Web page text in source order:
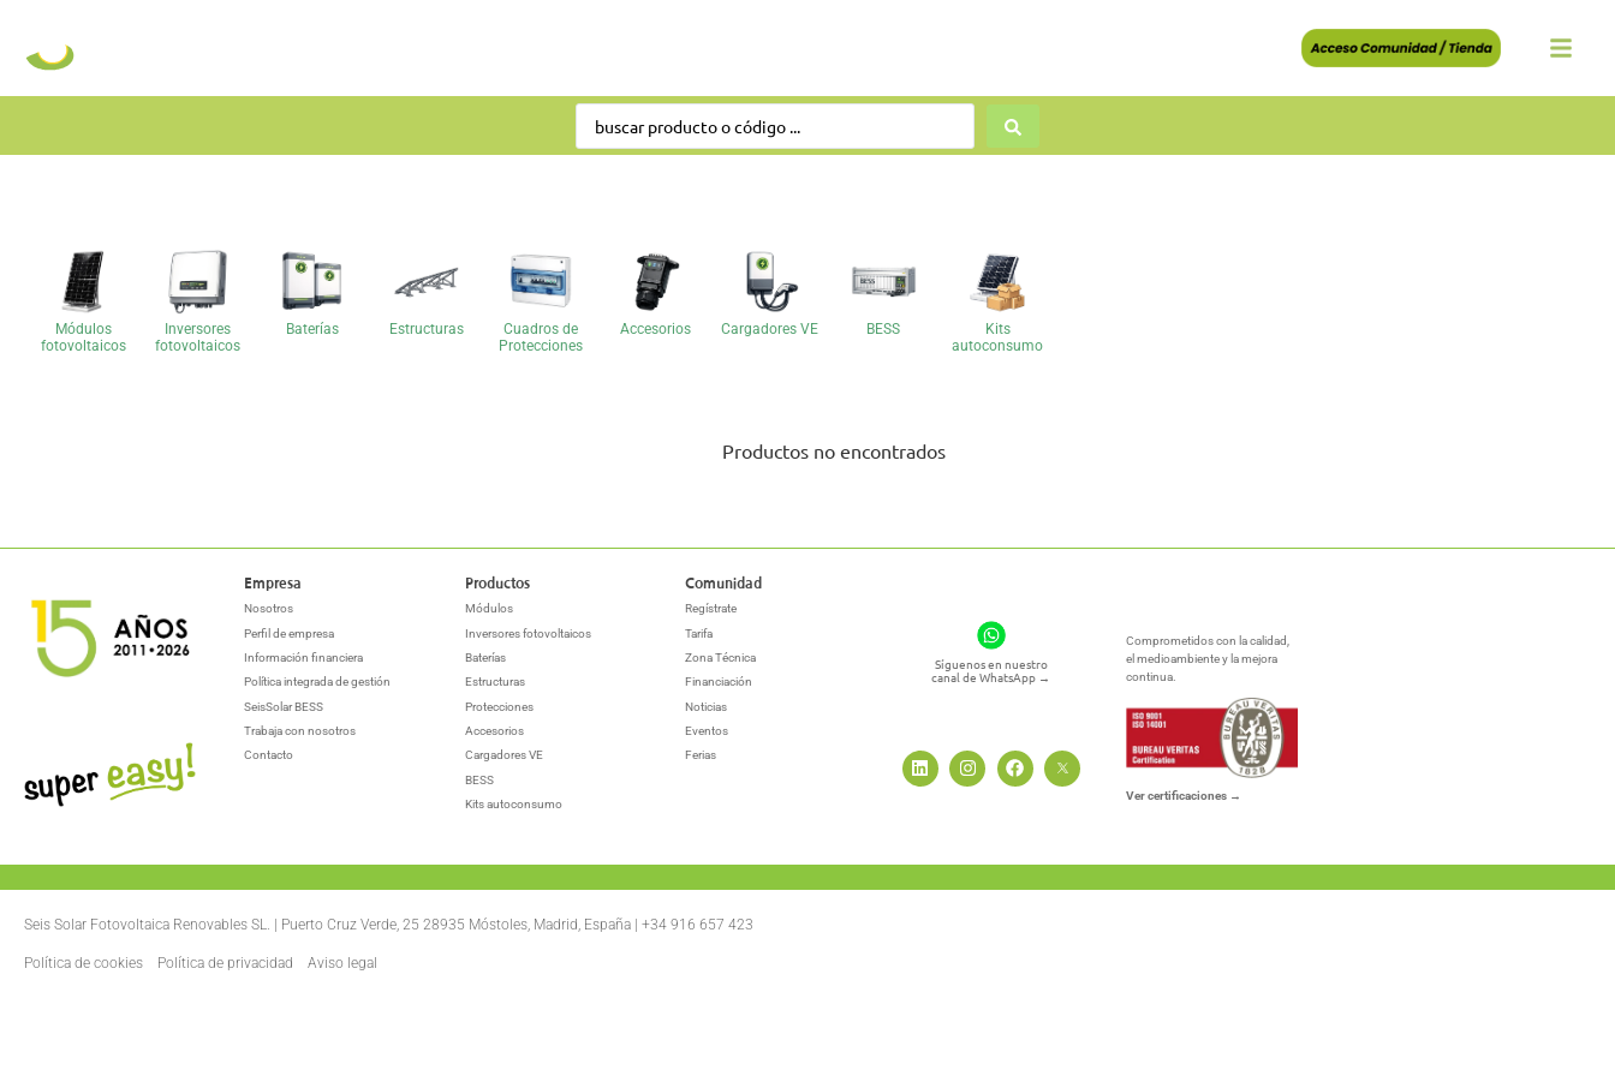
Módulos
fotovoltaicos
Inversores
fotovoltaicos
Baterías Estructuras
Cuadros de
Protecciones
Accesorios Cargadores VE BESS
Kits
autoconsumo
Productos no encontrados
Empresa
Nosotros
Perfil de empresa
Información financiera
Política integrada de gestión
SeisSolar BESS
Trabaja con nosotros
Contacto
Productos
Módulos
Inversores fotovoltaicos
Baterías
Estructuras
Protecciones
Accesorios
Cargadores VE
BESS
Kits autoconsumo
Comunidad
Regístrate
Tarifa
Zona Técnica
Financiación
Noticias
Eventos
Ferias
Síguenos en nuestro
canal de WhatsApp →
Comprometidos con la calidad,
el medioambiente y la mejora
continua.
Ver certificaciones →
Seis Solar Fotovoltaica Renovables SL. | Puerto Cruz Verde, 25 28935 Móstoles, Madrid, España | +34 916 657 423
Política de cookies Política de privacidad Aviso legal